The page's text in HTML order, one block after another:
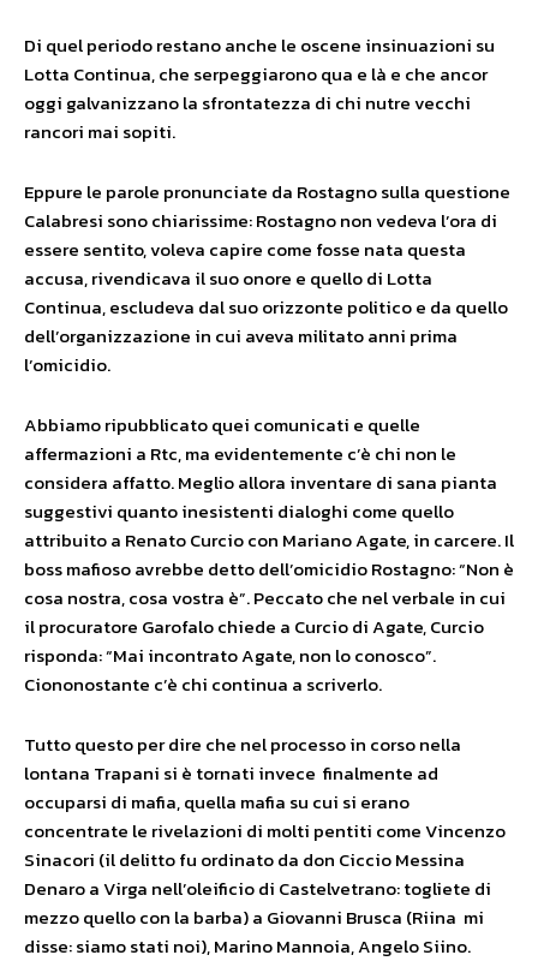
Di quel periodo restano anche le oscene insinuazioni su
Lotta Continua, che serpeggiarono qua e là e che ancor
oggi galvanizzano la sfrontatezza di chi nutre vecchi
rancori mai sopiti.
Eppure le parole pronunciate da Rostagno sulla questione
Calabresi sono chiarissime: Rostagno non vedeva l’ora di
essere sentito, voleva capire come fosse nata questa
accusa, rivendicava il suo onore e quello di Lotta
Continua, escludeva dal suo orizzonte politico e da quello
dell’organizzazione in cui aveva militato anni prima
l’omicidio.
Abbiamo ripubblicato quei comunicati e quelle
affermazioni a Rtc, ma evidentemente c’è chi non le
considera affatto. Meglio allora inventare di sana pianta
suggestivi quanto inesistenti dialoghi come quello
attribuito a Renato Curcio con Mariano Agate, in carcere. Il
boss mafioso avrebbe detto dell’omicidio Rostagno: “Non è
cosa nostra, cosa vostra è”. Peccato che nel verbale in cui
il procuratore Garofalo chiede a Curcio di Agate, Curcio
risponda: “Mai incontrato Agate, non lo conosco”.
Ciononostante c’è chi continua a scriverlo.
Tutto questo per dire che nel processo in corso nella
lontana Trapani si è tornati invece finalmente ad
occuparsi di mafia, quella mafia su cui si erano
concentrate le rivelazioni di molti pentiti come Vincenzo
Sinacori (il delitto fu ordinato da don Ciccio Messina
Denaro a Virga nell’oleificio di Castelvetrano: togliete di
mezzo quello con la barba) a Giovanni Brusca (Riina mi
disse: siamo stati noi), Marino Mannoia, Angelo Siino.